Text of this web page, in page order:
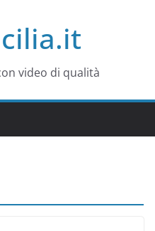
video di qualità